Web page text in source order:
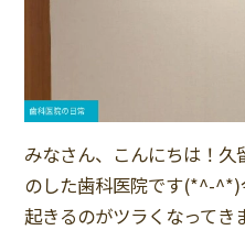
みなさん、こんにちは！久
のした歯科医院です(*^-
起きるのがツラくなってき